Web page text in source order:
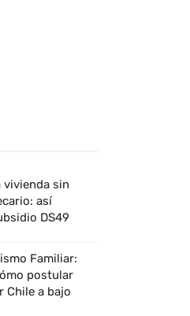
sin
así
DS49
Familiar:
postular
Chile a bajo